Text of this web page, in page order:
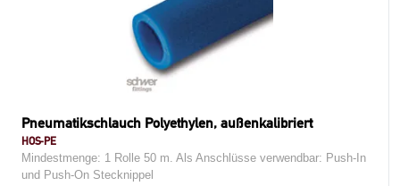
Pneumatikschlauch Polyethylen, außenkalibriert
HOS-PE
Mindestmenge: 1 Rolle 50 m. Als Anschlüsse verwendbar: Push-In
und Push-On Stecknippel